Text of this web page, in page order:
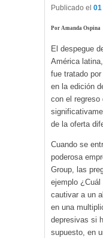
Publicado el
Por Amanda Ospina
El despegue
América
fue tratado
en la edición
con el regreso
de la oferta
Cuando se
poderosa
Group, las
ejemplo
cautivar a un
en una
depresivas si
supuesto, en